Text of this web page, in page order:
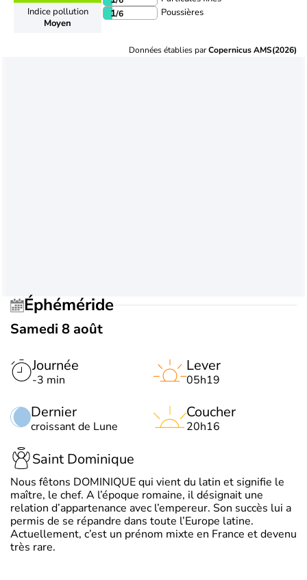
Indice pollution
Moyen
1/6 Poussières
Données établies parCopernicus AMS(2026)
Éphéméride
Samedi 8 août
Journée
-3 min
Dernier
croissant de Lune
Lever
05h19
Coucher
20h16
Saint Dominique
Nous fêtons DOMINIQUE qui vient du latin et signifie le
maître, le chef. A l’époque romaine, il désignait une
relation d’appartenance avec l’empereur. Son succès lui a
permis de se répandre dans toute l’Europe latine.
Actuellement, c’est un prénom mixte en France et devenu
très rare.